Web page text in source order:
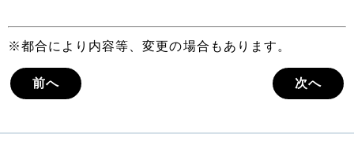
※都合により内容等、変更の場合もあります。
前へ 次へ